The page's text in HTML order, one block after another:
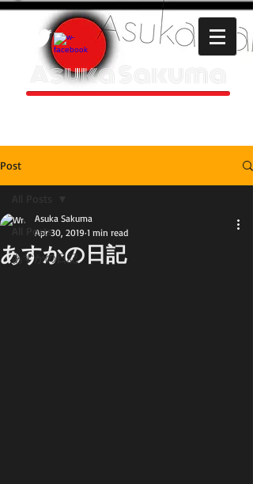
Asuka Sakuma
HOMEPAGE
Post
All Posts
あすかの日記
あすかの日記
Asuka Sakuma
Apr 30, 2019 1 min read